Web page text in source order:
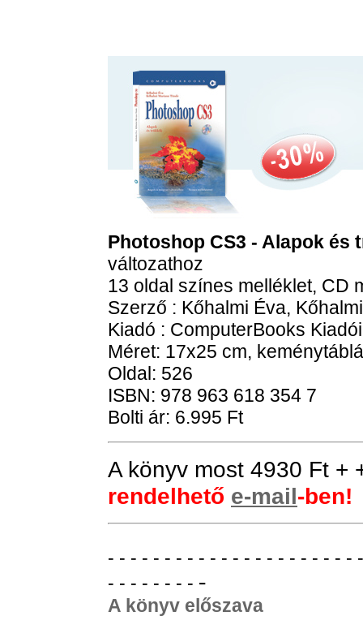
Photoshop CS3 - Alapok és
változathoz
13 oldal színes melléklet, CD
Szerző : Kőhalmi Éva,
Kiadó : ComputerBooks
Méret: 17x25 cm,
Oldal: 526
ISBN: 978 963 618 354 7
Bolti ár: 6.995 Ft
A könyv most 4930 Ft +
rendelhető e-mail-ben!
- - - - - - - - - - - - - - - - - - - - - -
- - - - - - - - -
A könyv előszava